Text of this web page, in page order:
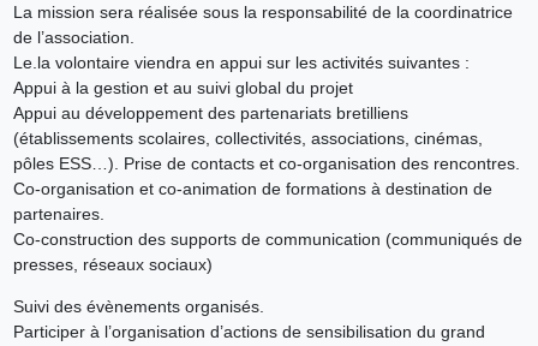
La mission sera réalisée sous la responsabilité de la coordinatrice
de l’association.
Le.la volontaire viendra en appui sur les activités suivantes :
Appui à la gestion et au suivi global du projet
Appui au développement des partenariats bretilliens
(établissements scolaires, collectivités, associations, cinémas,
pôles ESS…). Prise de contacts et co-organisation des rencontres.
Co-organisation et co-animation de formations à destination de
partenaires.
Co-construction des supports de communication (communiqués de
presses, réseaux sociaux)
Suivi des évènements organisés.
Participer à l’organisation d’actions de sensibilisation du grand